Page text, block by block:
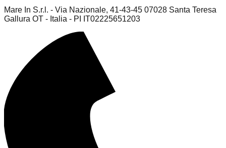
Mare In S.r.l. - Via Nazionale, 41-43-45 07028 Santa Teresa
Gallura OT - Italia - PI IT02225651203